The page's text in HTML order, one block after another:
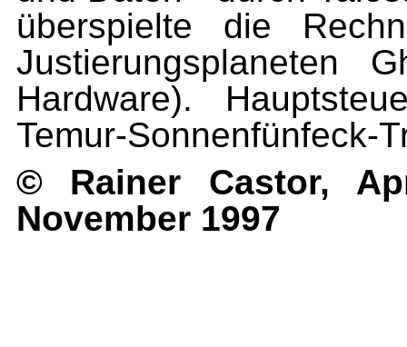
überspielte die
Justierungsplaneten
Hardware).
Temur-Sonnenfünfeck-
© Rainer Castor,
November 1997